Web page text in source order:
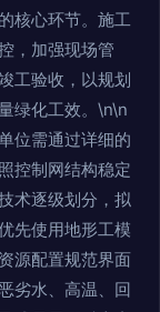
核心环节。施工
，加强现场管
工验收，以规划
绿化工效。\n\n
位需通过详细的
控制网结构稳定
术逐级划分，拟
先使用地形工模
源配置规范界面
劣水、高温、回